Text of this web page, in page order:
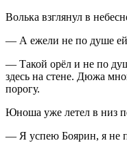
Волька взглянул в
— А ежели не по душе
— Такой орёл и не по
здесь на стене. Дюжа
порогу.
Юноша уже летел в низ
— Я успею Боярин, я не